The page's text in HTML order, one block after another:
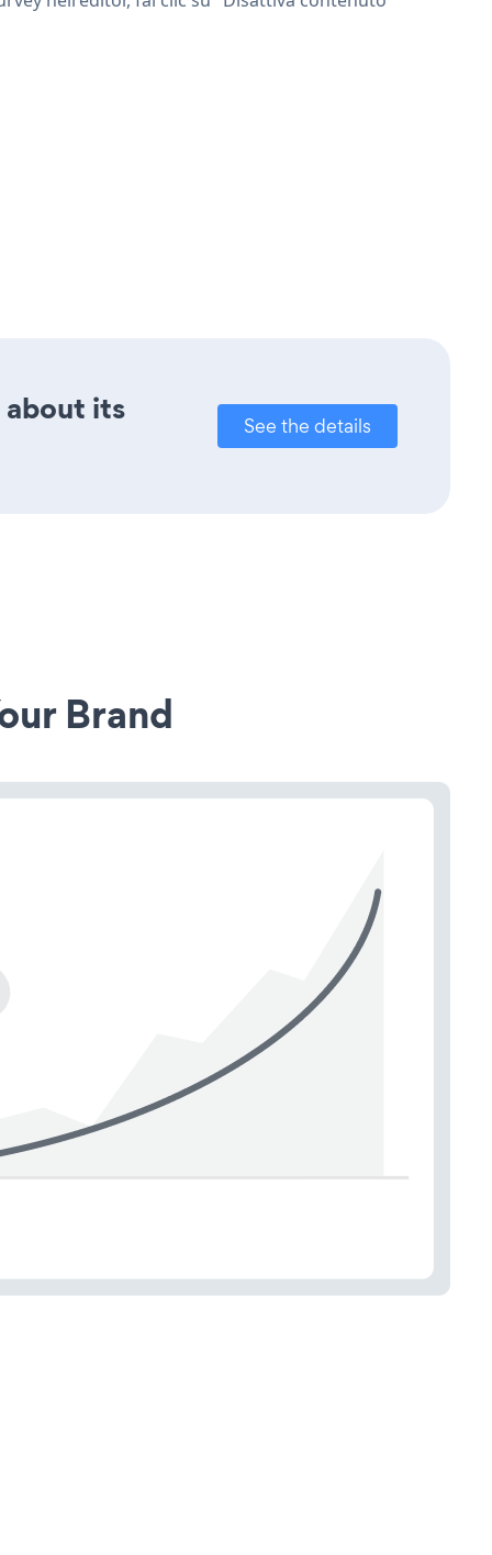
about its
See the details
Brand